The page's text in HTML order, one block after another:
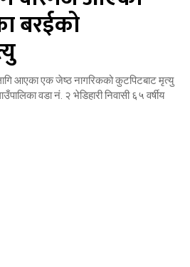
बरईको
आएका एक जेष्ठ नागरिकको कुटपिटबाट मृत्यु
वडा नं. २ भेडिहारी निवासी ६५ वर्षीय